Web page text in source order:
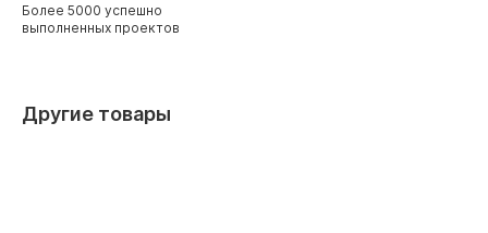
Более 5000 успешно
выполненных проектов
Другие товары